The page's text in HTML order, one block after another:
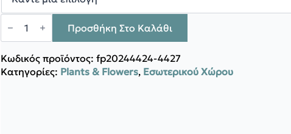
Κρόττων
ποσότητα
Προσθήκη Στο Καλάθι
Κωδικός προϊόντος: fp20244424-4427
Κατηγορίες: Plants & Flowers, Εσωτερικού Χώρου